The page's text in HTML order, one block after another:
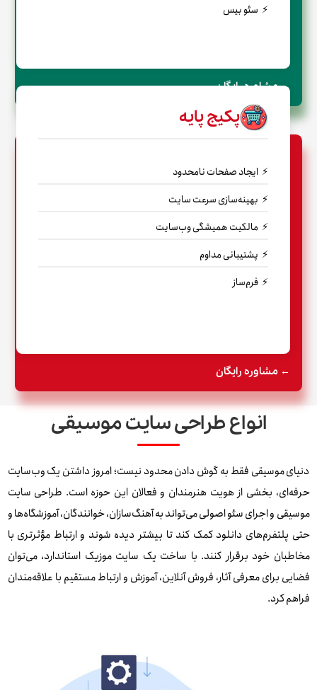
سئو بیس
← مشاوره رایگان
پکیج پایه
ایجاد صفحات نامحدود
بهینه‌سازی سرعت سایت
مالکیت همیشگی وب‌سایت
پشتیبانی مداوم
فرم‌ساز
← مشاوره رایگان
انواع طراحی سایت موسیقی
دنیای موسیقی فقط به گوش دادن محدود نیست؛ امروز داشتن یک وب‌سایت
حرفه‌ای، بخشی از هویت هنرمندان و فعالان این حوزه است. طراحی سایت
موسیقی و اجرای سئو اصولی می‌تواند به آهنگ‌سازان، خوانندگان، آموزشگاه‌ها و
حتی پلتفرم‌های دانلود کمک کند تا بیشتر دیده شوند و ارتباط مؤثرتری با
مخاطبان خود برقرار کنند. با ساخت یک سایت موزیک استاندارد، می‌توان
فضایی برای معرفی آثار، فروش آنلاین، آموزش و ارتباط مستقیم با علاقه‌مندان
فراهم کرد.